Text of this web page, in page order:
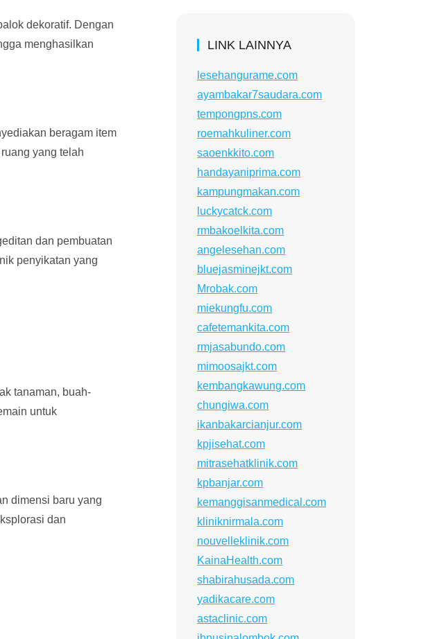
dekoratif. Dengan
menghasilkan
beragam item
yang telah
dan pembuatan
penyikatan yang
tanaman, buah-
untuk
dimensi baru yang
dan
LINK LAINNYA
lesehangurame.com
ayambakar7saudara.com
tempongpns.com
roemahkuliner.com
saoenkkito.com
handayaniprima.com
kampungmakan.com
luckycatck.com
rmbakoelkita.com
angelesehan.com
bluejasminejkt.com
Mrobak.com
miekungfu.com
cafetemankita.com
rmjasabundo.com
mimoosajkt.com
kembangkawung.com
chungiwa.com
ikanbakarcianjur.com
kpjisehat.com
mitrasehatklinik.com
kpbanjar.com
kemanggisanmedical.com
kliniknirmala.com
nouvelleklinik.com
KainaHealth.com
shabirahusada.com
yadikacare.com
astaclinic.com